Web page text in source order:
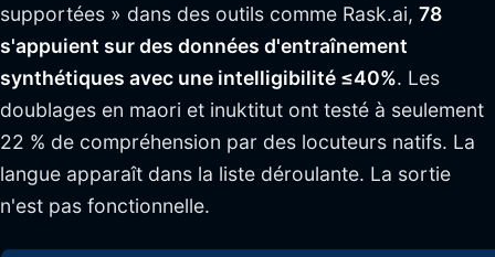
supportées » dans des outils comme Rask.ai, 78
s'appuient sur des données d'entraînement
synthétiques avec une intelligibilité ≤40%. Les
doublages en maori et inuktitut ont testé à seulement
22 % de compréhension par des locuteurs natifs. La
langue apparaît dans la liste déroulante. La sortie
n'est pas fonctionnelle.